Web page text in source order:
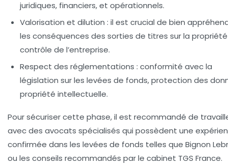
juridiques, financiers, et opérationnels.
Valorisation et dilution : il est crucial de bien
les conséquences des sorties de titres sur la
contrôle de l’entreprise.
Respect des réglementations : conformité avec la
législation sur les levées de fonds, protection des
propriété intellectuelle.
Pour sécuriser cette phase, il est recommandé de
avec des avocats spécialisés qui possèdent une
confirmée dans les levées de fonds telles que Bignon
ou les conseils recommandés par le cabinet TGS France.